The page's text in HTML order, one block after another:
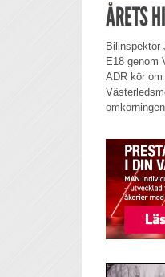
ÅRETS
Bilinspektör
E18 genom
ADR kör